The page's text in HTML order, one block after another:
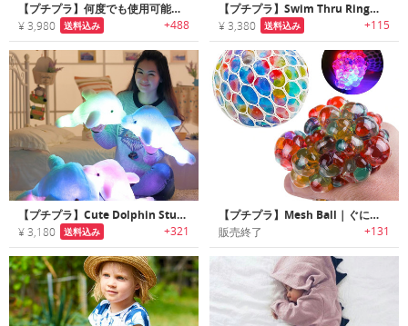
【プチプラ】何度でも使用可能なウォーターウェポン
¥ 3,980 送料込み +488
【プチプラ】Swim Thru Ring｜簡単に折りたためるスイムスルーリング
¥ 3,380 送料込み +115
【プチプラ】Cute Dolphin Stuffe｜カラフルLEDライト内蔵キュートドルフィン
¥ 3,180 送料込み +321
【プチプラ】Mesh Ball｜ぐにぐにしてストレス解消できるLED搭載メッシュストレスボール
販売終了 +131